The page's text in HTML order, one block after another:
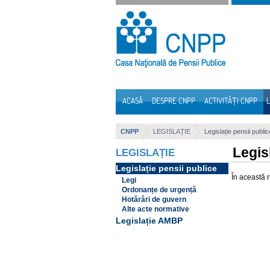
Sari la continut
ACASĂ DESPRE CNPP ACTIVITĂȚI CNPP
CNPP LEGISLAȚIE Legislație pensii
LEGISLAȚIE
Legislație pensii publice
Legi
Ordonanțe de urgență
Hotărâri de guvern
Alte acte normative
Legislație AMBP
În această